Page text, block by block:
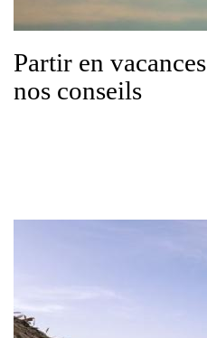
Partir en
nos conseils